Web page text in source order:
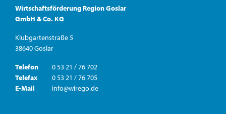
Wirtschaftsförderung Region Goslar
GmbH & Co. KG
Klubgartenstraße 5
38640 Goslar
Telefon
0 53 21 / 76 702
Telefax
0 53 21 / 76 705
E-Mail
info@wirego.de